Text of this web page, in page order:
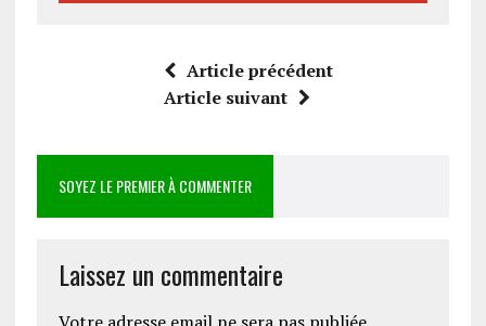
Article précédent
Article suivant
SOYEZ LE PREMIER À COMMENTER
Laissez un commentaire